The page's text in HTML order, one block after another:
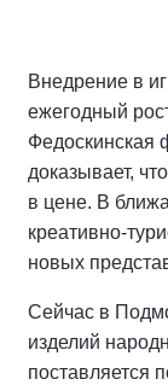
Внедрение в
ежегодный
Федоскинская
доказывает,
в цене. В
креативно-
новых
Сейчас в
изделий
поставляется